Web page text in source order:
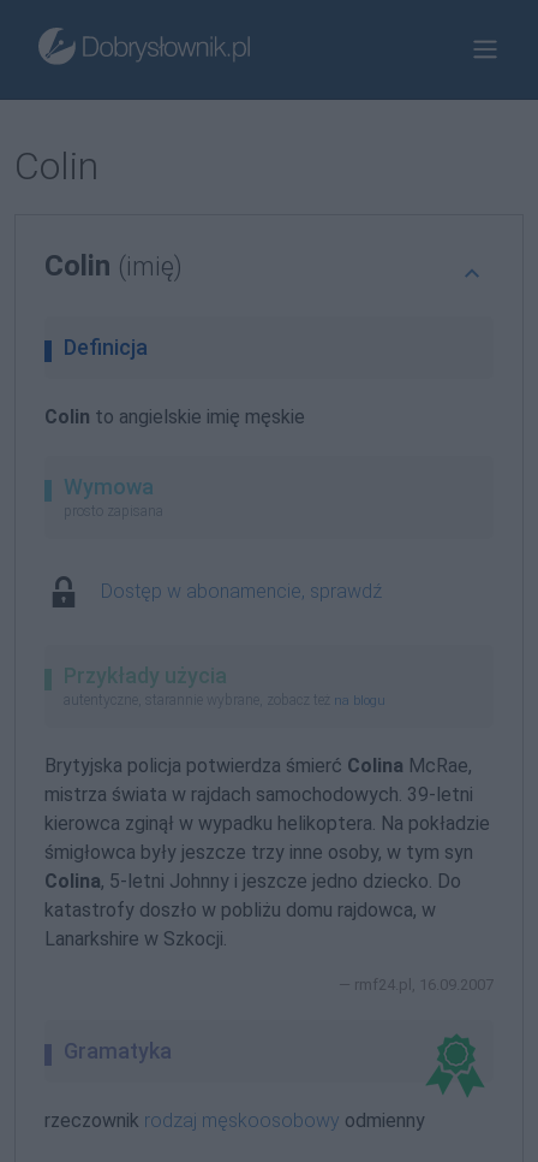
Colin
Colin (imię)
Definicja
Colin to angielskie imię męskie
Wymowa
prosto zapisana
Dostęp w abonamencie, sprawdź
Przykłady użycia
autentyczne, starannie wybrane, zobacz też na blogu
Brytyjska policja potwierdza śmierć Colina McRae,
mistrza świata w rajdach samochodowych. 39-letni
kierowca zginął w wypadku helikoptera. Na pokładzie
śmigłowca były jeszcze trzy inne osoby, w tym syn
Colina, 5-letni Johnny i jeszcze jedno dziecko. Do
katastrofy doszło w pobliżu domu rajdowca, w
Lanarkshire w Szkocji.
rmf24.pl, 16.09.2007
Gramatyka
rzeczownik rodzaj męskoosobowy odmienny